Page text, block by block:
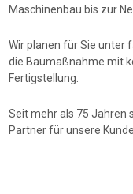
Maschinenbau bis zur
Wir planen für Sie unter
die Baumaßnahme mit
Fertigstellung.
Seit mehr als 75 Jahren
Partner für unsere